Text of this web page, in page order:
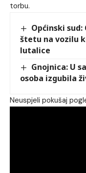
torbu.
Općinski
štetu na vozilu
lutalice
Gnojnica: U
osoba izgubila
Neuspjeli pokušaj